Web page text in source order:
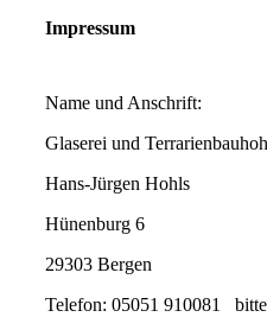
Impressum
Name und Anschrift:
Glaserei und
Hans-Jürgen Hohls
Hünenburg 6
29303 Bergen
Telefon: 05051 910081